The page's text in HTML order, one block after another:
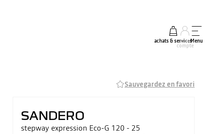
achats & services
mon
compte
Menu
Sauvegardez en favori
SANDERO
stepway expression Eco-G 120 - 25